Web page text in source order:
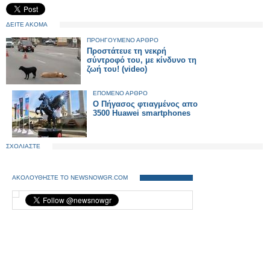
ΔΕΙΤΕ ΑΚΟΜΑ
ΠΡΟΗΓΟΥΜΕΝΟ ΑΡΘΡΟ
Προστάτευε τη νεκρή
σύντροφό του, με κίνδυνο τη
ζωή του! (video)
ΕΠΟΜΕΝΟ ΑΡΘΡΟ
Ο Πήγασος φτιαγμένος απο
3500 Huawei smartphones
ΣΧΟΛΙΑΣΤΕ
ΑΚΟΛΟΥΘΗΣΤΕ ΤΟ NEWSNOWGR.COM